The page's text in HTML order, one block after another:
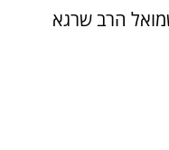
הרב שרגא